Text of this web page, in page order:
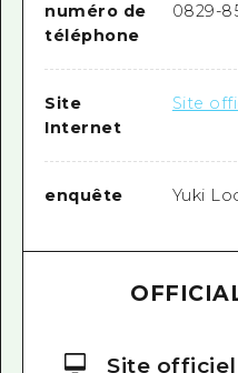
numéro de
téléphone
0829-
Site
Internet
Site
enquête Yuki
Site